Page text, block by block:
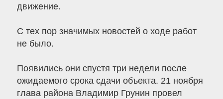
движение.
С тех пор значимых новостей о ходе работ
не было.
Появились они спустя три недели после
ожидаемого срока сдачи объекта. 21 ноября
глава района Владимир Грунин провел